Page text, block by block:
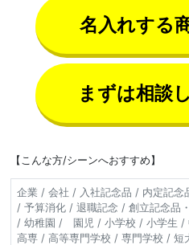
名入れする
まずは相談
【こんな方/シーンへおすすめ】
企業 / 会社 / 入社記念品 / 内定記念
/ 予算消化 / 退職記念 / 創立記念品
/ 幼稚園 / 園児 / 小学校 / 小学生 /
高専 / 高等専門学校 / 専門学校 /